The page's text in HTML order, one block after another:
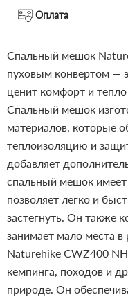
Оплата
Спальный мешок
пуховым конвертом —
ценит комфорт и
Спальный мешок
материалов, которые
теплоизоляцию и
добавляет
спальный мешок
позволяет легко и
застегнуть. Он также
занимает мало места в
Naturehike CWZ400
кемпинга, походов и
природе. Он